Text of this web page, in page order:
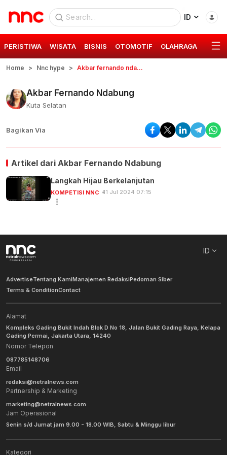
ID
PERISTIWA WISATA BISNIS OTOMOTIF OLAHRAGA GAYA
Home Nnc hype Akbar fernando ndabung
Akbar Fernando Ndabung
Kuta Selatan
Bagikan Via
Artikel dari Akbar Fernando Ndabung
Langkah Hijau Berkelanjutan
KOMPETISI NNC 11 Jul 2024 07:15
ID
AdvertiseTentang KamiManajemen RedaksiPedoman Siber
Terms & ConditionContact
Alamat
Kompleks Gading Bukit Indah Blok D No 18, Jalan Bukit Gading Raya, Kelapa
Gading Permai, Jakarta Utara, 14240
Nomor Telepon
087785148706
Email
redaksi@netralnews.com
Partnership & Marketing
marketing@netralnews.com
Jam Operasional
Senin s/d Jumat jam 9.00 - 18.00 WIB, Sabtu & Minggu libur
Kategori